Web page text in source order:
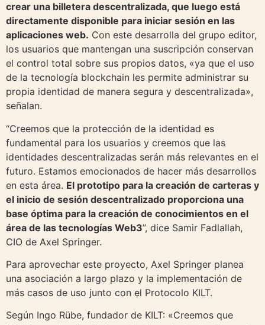
crear una billetera descentralizada, que luego está
directamente disponible para iniciar sesión en las
aplicaciones web. Con este desarrolla del grupo editor,
los usuarios que mantengan una suscripción conservan
el control total sobre sus propios datos, «ya que el uso
de la tecnología blockchain les permite administrar su
propia identidad de manera segura y descentralizada»,
señalan.
“Creemos que la protección de la identidad es
fundamental para los usuarios y creemos que las
identidades descentralizadas serán más relevantes en el
futuro. Estamos emocionados de hacer más desarrollos
en esta área. El prototipo para la creación de carteras y
el inicio de sesión descentralizado proporciona una
base óptima para la creación de conocimientos en el
área de las tecnologías Web3”, dice Samir Fadlallah,
CIO de Axel Springer.
Para aprovechar este proyecto, Axel Springer planea
una asociación a largo plazo y la implementación de
más casos de uso junto con el Protocolo KILT.
Según Ingo Rübe, fundador de KILT: «Creemos que